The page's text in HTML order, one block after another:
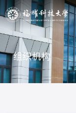
组织机构